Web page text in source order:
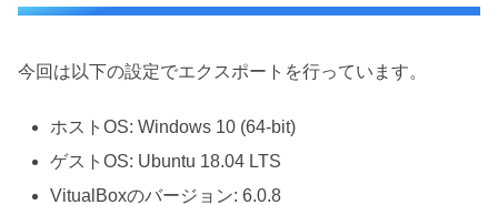
今回は以下の設定でエクスポートを行っています。
ホストOS: Windows 10 (64-bit)
ゲストOS: Ubuntu 18.04 LTS
VitualBoxのバージョン: 6.0.8